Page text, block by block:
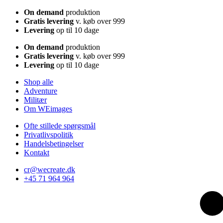
On demand produktion
Gratis levering v. køb over 999
Levering op til 10 dage
On demand produktion
Gratis levering v. køb over 999
Levering op til 10 dage
Shop alle
Adventure
Militær
Om WEimages
Ofte stillede spørgsmål
Privatlivspolitik
Handelsbetingelser
Kontakt
cr@wecreate.dk
+45 71 964 964